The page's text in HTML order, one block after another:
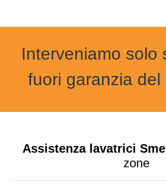
Interveniamo solo
fuori garanzia del
Assistenza lavatrici
zone